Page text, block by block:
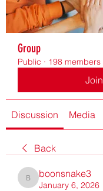
Group
Public · 198 members
Join
Discussion Media
Back
boonsnake3
boonsnake3
January 6, 2026